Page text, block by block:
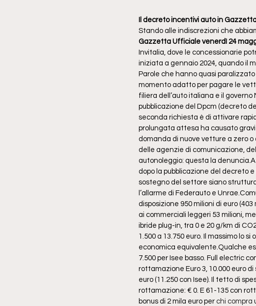
Il decreto incentivi auto in
Stando alle indiscrezioni che
Gazzetta Ufficiale venerdì 24
Invitalia, dove le concessionarie
iniziata a gennaio 2024, quando il
Parole che hanno quasi
momento adatto per pagare le
filiera dell’auto italiana e il
pubblicazione del Dpcm (decreto
seconda richiesta è di attivare
prolungata attesa ha causato
domanda di nuove vetture a zero
delle agenzie di comunicazione,
autonoleggio: questa la
dopo la pubblicazione del decreto
sostegno del settore siano
l’allarme di Federauto e
disposizione 950 milioni di euro
ai commerciali leggeri 53 milioni,
ibride plug-in, tra 0 e 20 g/km di
1.500 a 13.750 euro. Il massimo lo
economica equivalente.Qualche
7.500 per Isee basso. Full electric
rottamazione Euro 3, 10.000 euro
euro (11.250 con Isee). Il tetto di
rottamazione: € 0. E 61-135 con
bonus di 2 mila euro per chi compra